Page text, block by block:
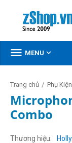
 MENU 
Trang chủ / Phụ
Combo
Thương hiệu